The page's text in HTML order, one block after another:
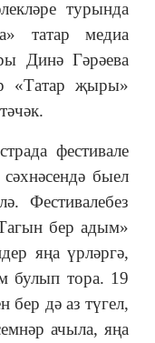
турында
татар медиа
Динә Гәрәева
«Татар җыры»
фестивале
быел
Фестивалебез
бер адым»
яңа үрләргә,
булып тора. 19
бер дә аз түгел,
ачыла, яңа